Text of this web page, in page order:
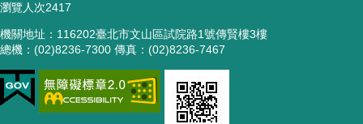
瀏覽人次2417
機關地址：116202臺北市文山區試院路1號傳賢樓3樓
總機：(02)8236-7300 傳真：(02)8236-7467